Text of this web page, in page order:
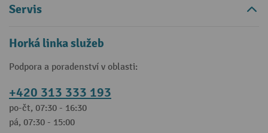
Servis
Horká linka služeb
Podpora a poradenství v oblasti:
+420 313 333 193
po-čt, 07:30 - 16:30
pá, 07:30 - 15:00